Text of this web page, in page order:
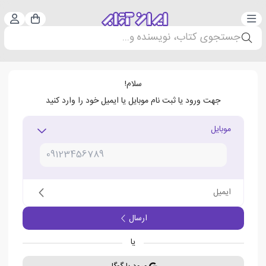
دسته‌بندی سبد
جستجوی کتاب، نویسنده و...
سلام!
جهت ورود یا ثبت نام موبایل یا ایمیل خود را وارد کنید
موبایل
ایمیل
ارسال
یا